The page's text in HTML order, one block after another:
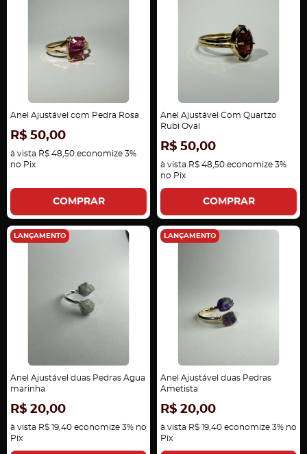
Anel Ajustável com Pedra Rosa
R$ 50,00
à vista R$ 48,50 economize 3%
no Pix
COMPRAR
Anel Ajustável Com Quartzo
Rubi Oval
R$ 50,00
à vista R$ 48,50 economize 3%
no Pix
COMPRAR
LANÇAMENTO
Anel Ajustável duas Pedras Agua
marinha
R$ 20,00
à vista R$ 19,40 economize 3% no
Pix
LANÇAMENTO
Anel Ajustável duas Pedras
Ametista
R$ 20,00
à vista R$ 19,40 economize 3% no
Pix